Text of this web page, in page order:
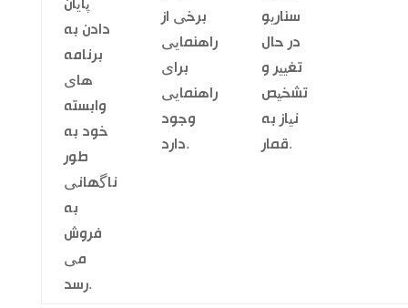
پایان
دادن به
برنامه
های
وابسته
خود به
طور
ناگهانی
به
فروش
می
رسد.
برخی از
راهنمایی
برای
راهنمایی
وجود
دارد.
سناریو
در حال
تغییر و
تشخیص
نیاز به
قمار.